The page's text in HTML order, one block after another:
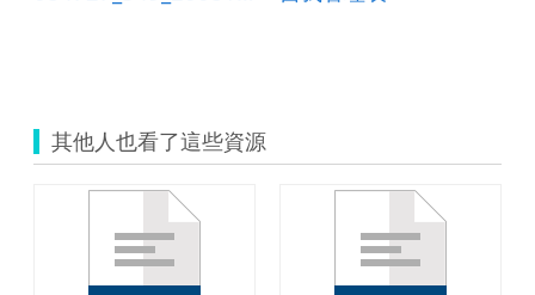
其他人也看了這些資源